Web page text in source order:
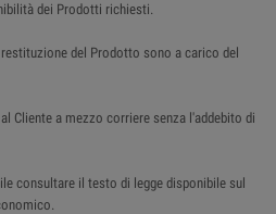
dei Prodotti richiesti.
del Prodotto sono a carico del
Cliente a mezzo corriere senza l'addebito di
consultare il testo di legge disponibile sul